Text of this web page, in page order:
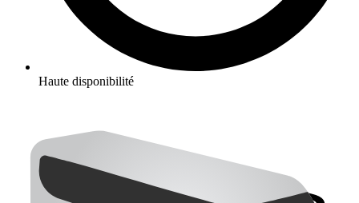
Haute disponibilité